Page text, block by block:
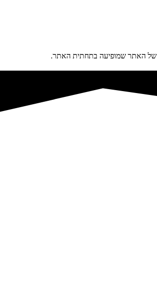
של האתר שמופיעה בתחתית האתר.